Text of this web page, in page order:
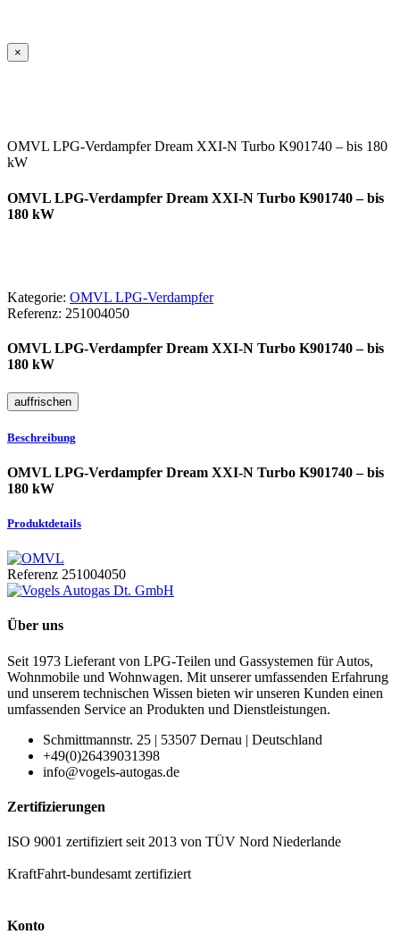
×
OMVL LPG-Verdampfer Dream XXI-N Turbo K901740 – bis 180
kW
OMVL LPG-Verdampfer Dream XXI-N Turbo K901740 – bis
180 kW
Kategorie: OMVL LPG-Verdampfer
Referenz: 251004050
OMVL LPG-Verdampfer Dream XXI-N Turbo K901740 – bis
180 kW
Beschreibung
OMVL LPG-Verdampfer Dream XXI-N Turbo K901740 – bis
180 kW
Produktdetails
Referenz 251004050
Über uns
Seit 1973 Lieferant von LPG-Teilen und Gassystemen für Autos,
Wohnmobile und Wohnwagen. Mit unserer umfassenden Erfahrung
und unserem technischen Wissen bieten wir unseren Kunden einen
umfassenden Service an Produkten und Dienstleistungen.
Schmittmannstr. 25 | 53507 Dernau | Deutschland
+49(0)26439031398
info@vogels-autogas.de
Zertifizierungen
ISO 9001 zertifiziert seit 2013 von TÜV Nord Niederlande
KraftFahrt-bundesamt zertifiziert
Konto